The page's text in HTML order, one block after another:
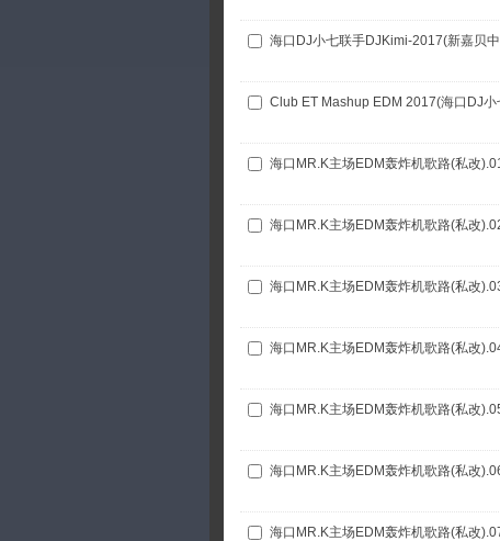
海口DJ小七联手DJKimi-2017(新嘉贝
Club ET Mashup EDM 2017(海口DJ小
海口MR.K主场EDM轰炸机歌路(私改
海口MR.K主场EDM轰炸机歌路(私改
海口MR.K主场EDM轰炸机歌路(私改
海口MR.K主场EDM轰炸机歌路(私改
海口MR.K主场EDM轰炸机歌路(私改
海口MR.K主场EDM轰炸机歌路(私改
海口MR.K主场EDM轰炸机歌路(私改